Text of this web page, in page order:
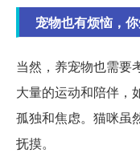
宠物也有烦恼，
当然，养宠物也需要
大量的运动和陪伴，
孤独和焦虑。猫咪虽
抚摸。